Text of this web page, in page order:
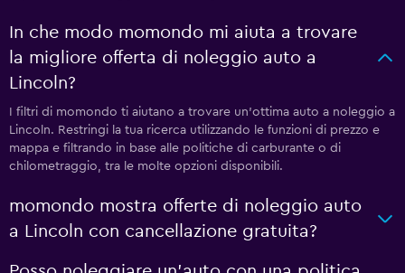
In che modo momondo mi aiuta a trovare
la migliore offerta di noleggio auto a
Lincoln?
I filtri di momondo ti aiutano a trovare un'ottima auto a noleggio a
Lincoln. Restringi la tua ricerca utilizzando le funzioni di prezzo e
mappa e filtrando in base alle politiche di carburante o di
chilometraggio, tra le molte opzioni disponibili.
momondo mostra offerte di noleggio auto
a Lincoln con cancellazione gratuita?